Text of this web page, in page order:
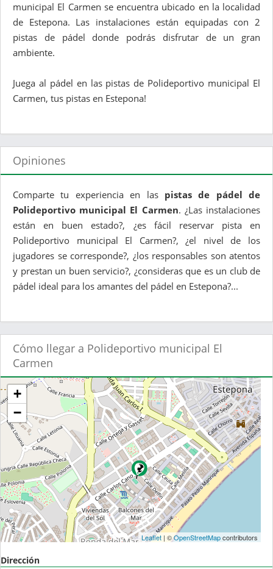
municipal El Carmen se encuentra ubicado en la localidad
de Estepona. Las instalaciones están equipadas con 2
pistas de pádel donde podrás disfrutar de un gran
ambiente.
Juega al pádel en las pistas de Polideportivo municipal El
Carmen, tus pistas en Estepona!
Opiniones
Comparte tu experiencia en las pistas de pádel de
Polideportivo municipal El Carmen. ¿Las instalaciones
están en buen estado?, ¿es fácil reservar pista en
Polideportivo municipal El Carmen?, ¿el nivel de los
jugadores se corresponde?, ¿los responsables son atentos
y prestan un buen servicio?, ¿consideras que es un club de
pádel ideal para los amantes del pádel en Estepona?...
Cómo llegar a Polideportivo municipal El
Carmen
+
−
Leaflet| ©OpenStreetMapcontributors
Dirección